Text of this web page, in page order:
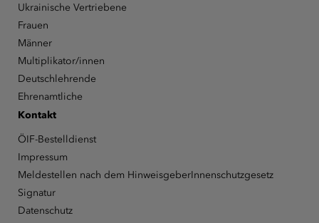
Ukrainische Vertriebene
Frauen
Männer
Multiplikator/innen
Deutschlehrende
Ehrenamtliche
Kontakt
ÖIF-Bestelldienst
Impressum
Meldestellen nach dem HinweisgeberInnenschutzgesetz
Signatur
Datenschutz